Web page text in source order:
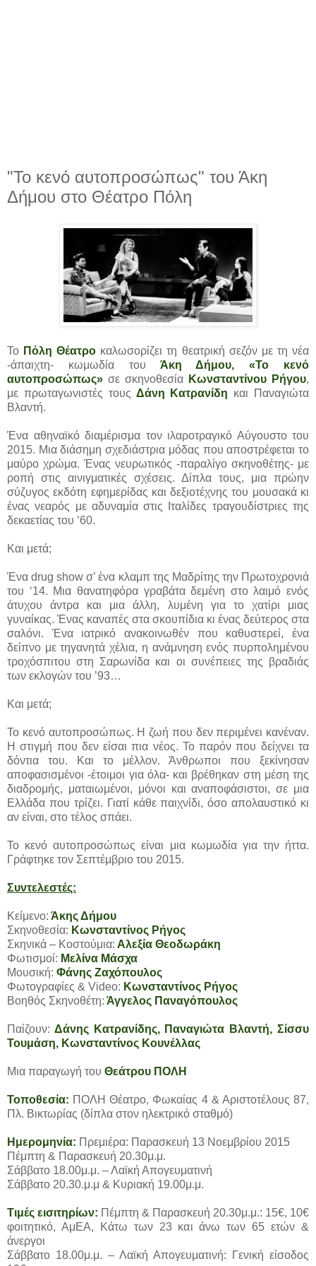
"Το κενό αυτοπροσώπως" του Άκη
Δήμου στο Θέατρο Πόλη
Το Πόλη Θέατρο καλωσορίζει τη θεατρική σεζόν με τη νέα
-άπαιχτη- κωμωδία του
Άκη Δήμου, «Το κενό
αυτοπροσώπως» σε σκηνοθεσία Κωνσταντίνου Ρήγου,
με πρωταγωνιστές τους Δάνη Κατρανίδη και Παναγιώτα
Βλαντή.
Ένα αθηναϊκό διαμέρισμα τον ιλαροτραγικό Αύγουστο του
2015. Μια διάσημη σχεδιάστρια μόδας που αποστρέφεται το
μαύρο χρώμα. Ένας νευρωτικός -παραλίγο σκηνοθέτης- με
ροπή στις αινιγματικές σχέσεις. Δίπλα τους, μια πρώην
σύζυγος εκδότη εφημερίδας και δεξιοτέχνης του μουσακά κι
ένας νεαρός με αδυναμία στις Ιταλίδες τραγουδίστριες της
δεκαετίας του ’60.
Και μετά;
Ένα drug show σ’ ένα κλαμπ της Μαδρίτης την Πρωτοχρονιά
του ‘14. Μια θανατηφόρα γραβάτα δεμένη στο λαιμό ενός
άτυχου άντρα και μια άλλη, λυμένη για το χατίρι μιας
γυναίκας. Ένας καναπές στα σκουπίδια κι ένας δεύτερος στα
σαλόνι. Ένα ιατρικό ανακοινωθέν που καθυστερεί, ένα
δείπνο με τηγανητά χέλια, η ανάμνηση ενός πυρπολημένου
τροχόσπιτου στη Σαρωνίδα και οι συνέπειες της βραδιάς
των εκλογών του ’93…
Και μετά;
Το κενό αυτοπροσώπως. Η ζωή που δεν περιμένει κανέναν.
Η στιγμή που δεν είσαι πια νέος. Το παρόν που δείχνει τα
δόντια του. Και το μέλλον. Άνθρωποι που ξεκίνησαν
αποφασισμένοι -έτοιμοι για όλα- και βρέθηκαν στη μέση της
διαδρομής, ματαιωμένοι, μόνοι και αναποφάσιστοι, σε μια
Ελλάδα που τρίζει. Γιατί κάθε παιχνίδι, όσο απολαυστικό κι
αν είναι, στο τέλος σπάει.
Το κενό αυτοπροσώπως είναι μια κωμωδία για την ήττα.
Γράφτηκε τον Σεπτέμβριο του 2015.
Συντελεστές:
Κείμενο: Άκης Δήμου
Σκηνοθεσία: Κωνσταντίνος Ρήγος
Σκηνικά – Κοστούμια: Αλεξία Θεοδωράκη
Φωτισμοί: Μελίνα Μάσχα
Μουσική: Φάνης Ζαχόπουλος
Φωτογραφίες & Video: Κωνσταντίνος Ρήγος
Βοηθός Σκηνοθέτη: Άγγελος Παναγόπουλος
Παίζουν: Δάνης Κατρανίδης, Παναγιώτα Βλαντή, Σίσσυ
Τουμάση, Κωνσταντίνος Κουνέλλας
Μια παραγωγή του Θεάτρου ΠΟΛΗ
Τοποθεσία: ΠΟΛΗ Θέατρο, Φωκαίας 4 & Αριστοτέλους 87,
Πλ. Βικτωρίας (δίπλα στον ηλεκτρικό σταθμό)
Ημερομηνία: Πρεμιέρα: Παρασκευή 13 Νοεμβρίου 2015
Πέμπτη & Παρασκευή 20.30μ.μ.
Σάββατο 18.00μ.μ. – Λαϊκή Απογευματινή
Σάββατο 20.30.μ.μ & Κυριακή 19.00μ.μ.
Τιμές εισιτηρίων: Πέμπτη & Παρασκευή 20.30μ.μ.: 15€, 10€
φοιτητικό, ΑμΕΑ, Κάτω των 23 και άνω των 65 ετών &
άνεργοι
Σάββατο 18.00μ.μ. – Λαϊκή Απογευματινή: Γενική είσοδος